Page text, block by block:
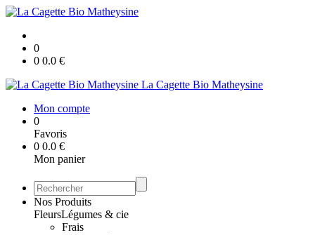
0
0 0.0 €
La Cagette Bio Matheysine
Mon compte
0
Favoris
0 0.0 €
Mon panier
Nos Produits
FleursLégumes & cie
Frais